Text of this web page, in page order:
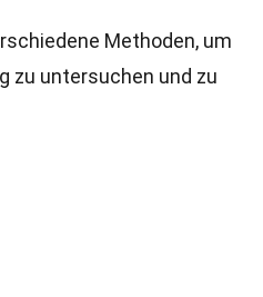
Methoden, um
zu untersuchen und zu